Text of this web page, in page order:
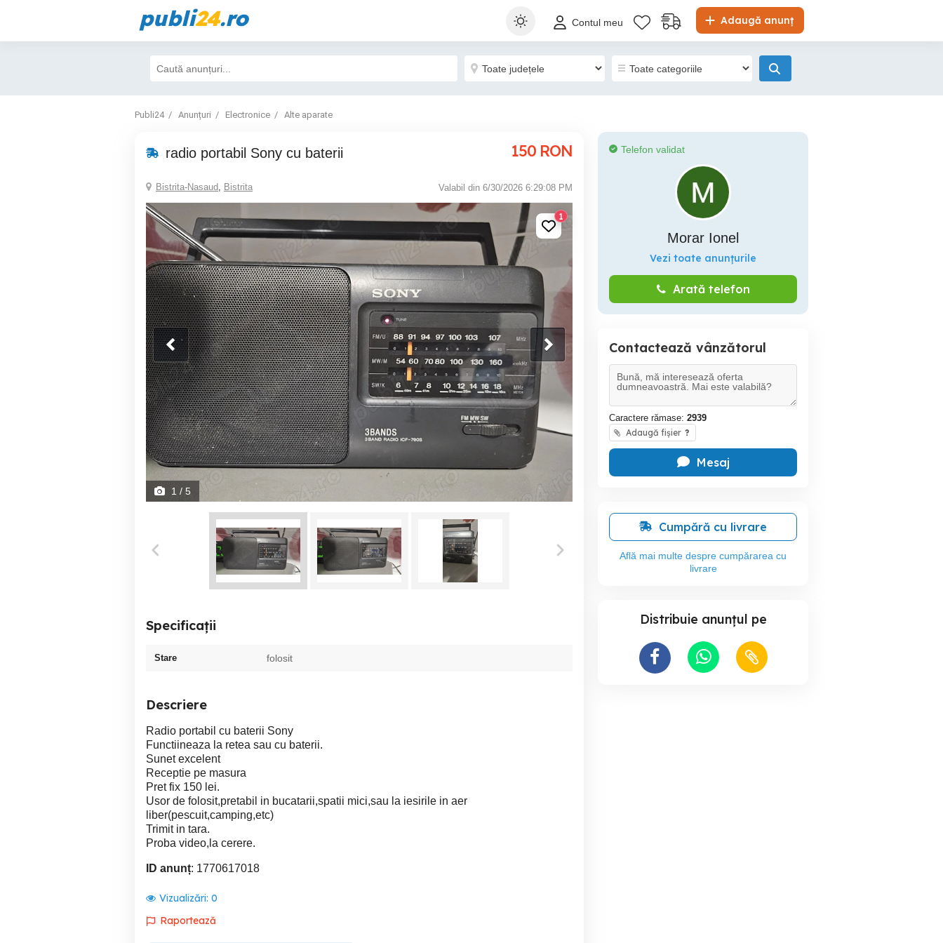
publi24.ro Adaugă anunț
Contul meu
Publi24 Anunțuri Electronice Alte aparate
radio portabil Sony cu baterii 150 RON
Bistrita-Nasaud, Bistrita Valabil din 6/30/2026 6:29:08 PM
1
1 / 5
Specificații
Stare folosit
Descriere
Radio portabil cu baterii Sony
Functiineaza la retea sau cu baterii.
Sunet excelent
Receptie pe masura
Pret fix 150 lei.
Usor de folosit,pretabil in bucatarii,spatii mici,sau la iesirile in aer
liber(pescuit,camping,etc)
Trimit in tara.
Proba video,la cerere.
ID anunț: 1770617018
Vizualizări: 0
Raportează
Telefon validat
Morar Ionel
Vezi toate anunțurile
Arată telefon
Contactează vânzătorul
Caractere rămase: 2939
Adaugă fișier ?
Mesaj
Cumpără cu livrare
Află mai multe despre cumpărarea cu
livrare
Distribuie anunțul pe